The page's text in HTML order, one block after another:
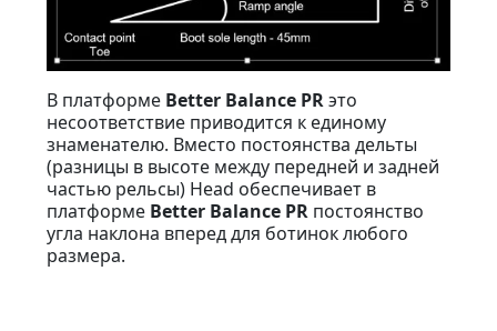
В платформе Better Balance PRэто
несоответствие приводится к единому
знаменателю. Вместо постоянства дельты
(разницы в высоте между передней и задней
частью рельсы) Head обеспечивает в
платформе Better Balance PR постоянство
угла наклона вперед для ботинок любого
размера.